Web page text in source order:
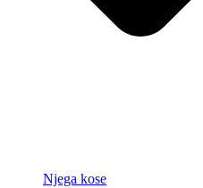
Njega kose